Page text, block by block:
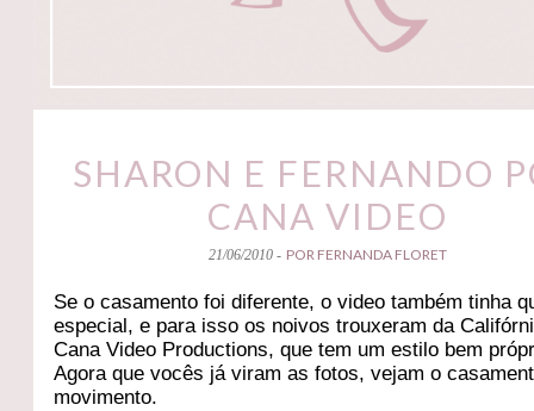
SHARON E FERNANDO
CANA VIDEO
21/06/2010 - POR FERNANDA FLORET
Se o casamento foi diferente, o video também tinha
especial, e para isso os noivos trouxeram da
Cana Video Productions, que tem um estilo bem
Agora que vocês já viram as fotos, vejam o
movimento.